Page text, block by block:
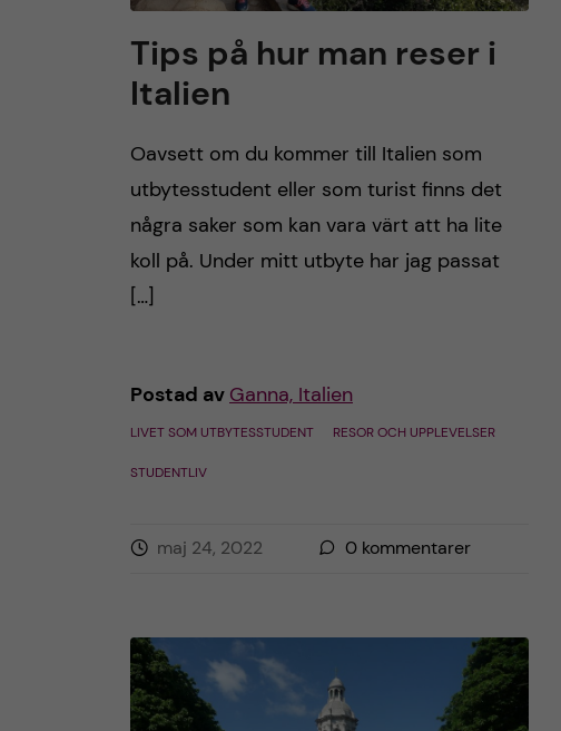
Tips på hur man reser i
Italien
Oavsett om du kommer till Italien som
utbytesstudent eller som turist finns det
några saker som kan vara värt att ha lite
koll på. Under mitt utbyte har jag passat
[…]
Postad av Ganna, Italien
LIVET SOM UTBYTESSTUDENT RESOR OCH UPPLEVELSER
STUDENTLIV
maj 24, 2022 0 kommentarer